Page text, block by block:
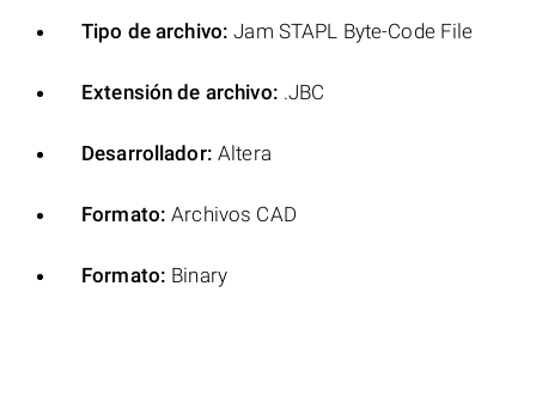
Tipo de archivo: Jam STAPL Byte-Code File
Extensión de archivo: .JBC
Desarrollador: Altera
Formato: Archivos CAD
Formato: Binary